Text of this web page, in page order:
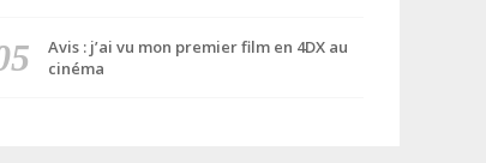
Avis : j’ai vu mon premier film en 4DX au
cinéma